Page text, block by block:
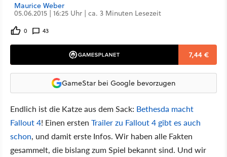
Maurice Weber
05.06.2015 | 16:25 Uhr | ca. 3 Minuten Lesezeit
0 43
7,44 €
GameStar bei Google bevorzugen
Endlich ist die Katze aus dem Sack: Bethesda macht
Fallout 4! Einen ersten Trailer zu Fallout 4 gibt es auch
schon, und damit erste Infos. Wir haben alle Fakten
gesammelt, die bislang zum Spiel bekannt sind. Und wir